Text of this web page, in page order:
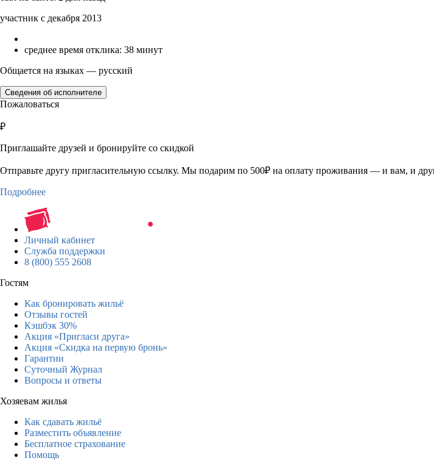
участник с декабря 2013
среднее время отклика: 38 минут
Общается на языках — русский
Сведения об исполнителе
Пожаловаться
₽
Приглашайте друзей и бронируйте со скидкой
Отправьте другу пригласительную ссылку. Мы подарим по 500₽ на оплату проживания — и вам, и
Подробнее
Личный кабинет
Служба поддержки
8 (800) 555 2608
Гостям
Как бронировать жильё
Отзывы гостей
Кэшбэк 30%
Акция «Пригласи друга»
Акция «Скидка на первую бронь»
Гарантии
Суточный Журнал
Вопросы и ответы
Хозяевам жилья
Как сдавать жильё
Разместить объявление
Бесплатное страхование
Помощь